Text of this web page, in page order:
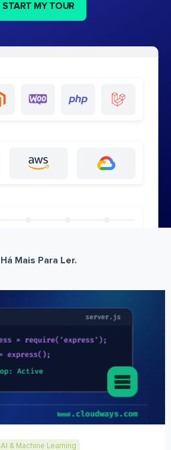
START MY TOUR
Há Mais Para Ler.
AI & Machine Learning